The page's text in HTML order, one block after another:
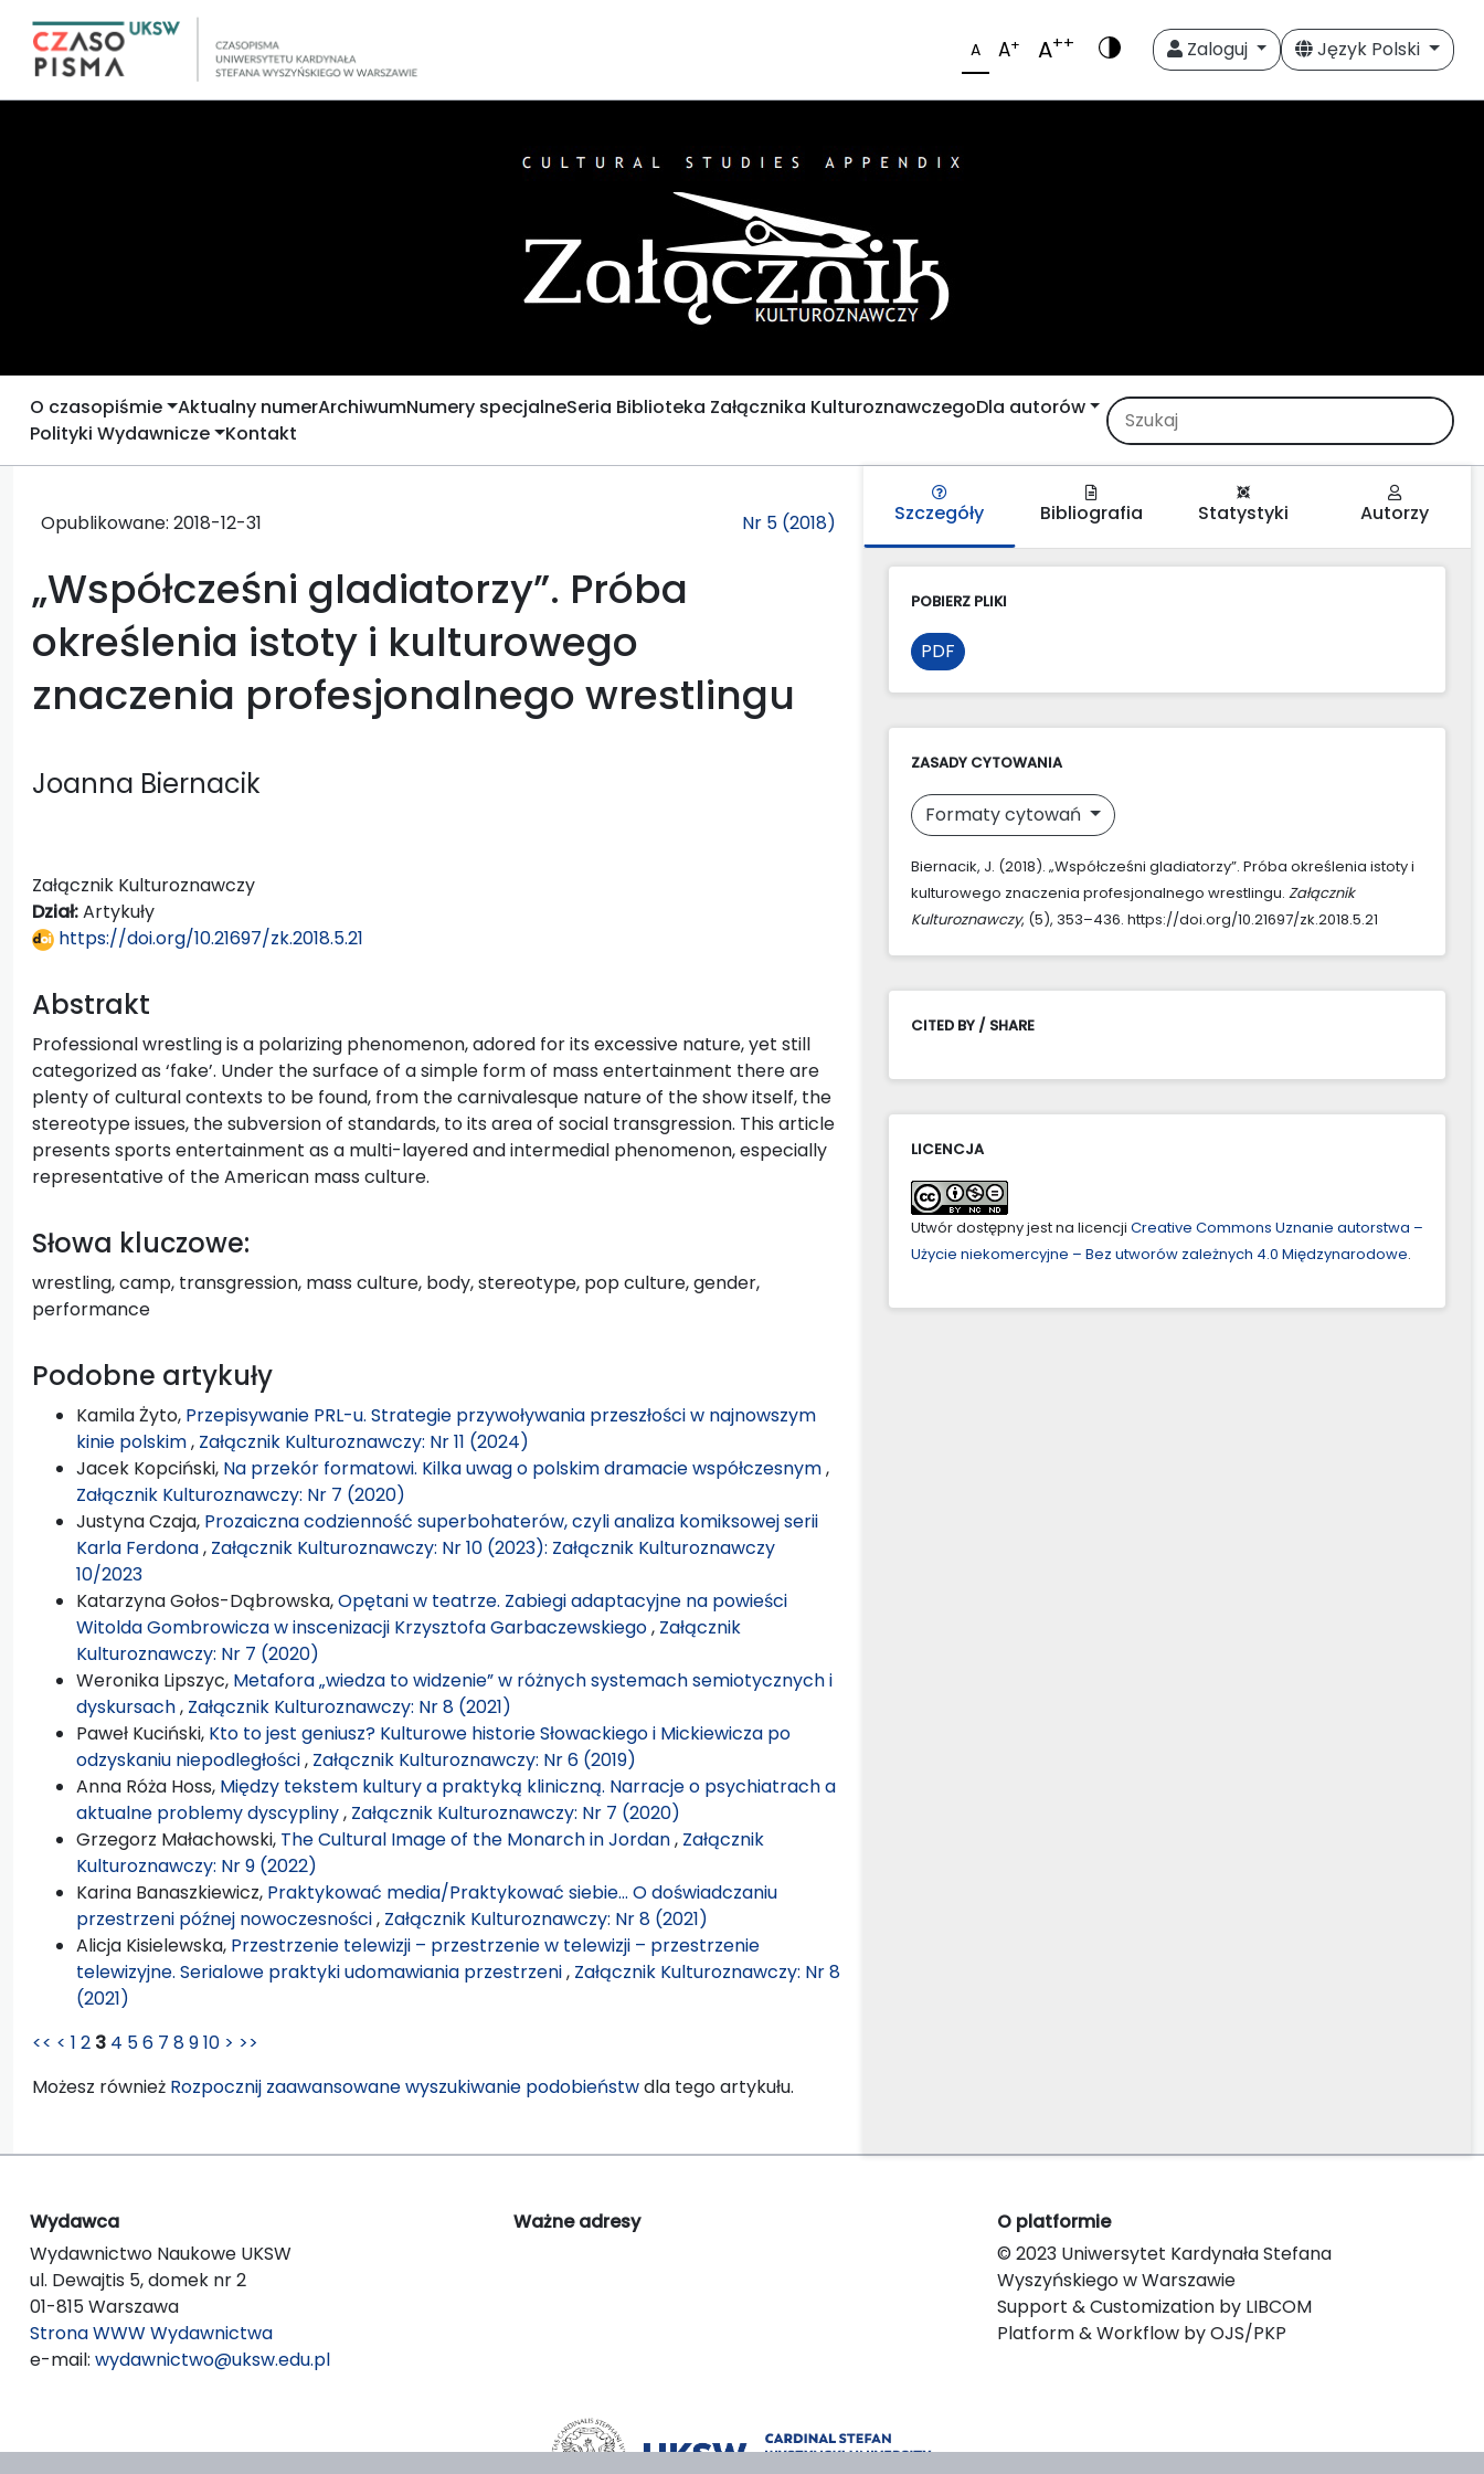
A A+ A++ Zaloguj Język Polski
O czasopiśmie Aktualny numerArchiwumNumery specjalneSeria Biblioteka Załącznika KulturoznawczegoDla autorów
Polityki Wydawnicze Kontakt
Opublikowane: 2018-12-31 Nr 5 (2018)
„Współcześni gladiatorzy”. Próba
określenia istoty i kulturowego
znaczenia profesjonalnego wrestlingu
Joanna Biernacik
Załącznik Kulturoznawczy
Dział:Artykuły
https://doi.org/10.21697/zk.2018.5.21
Abstrakt
Professional wrestling is a polarizing phenomenon, adored for its excessive nature, yet still
categorized as ‘fake’. Under the surface of a simple form of mass entertainment there are
plenty of cultural contexts to be found, from the carnivalesque nature of the show itself, the
stereotype issues, the subversion of standards, to its area of social transgression. This article
presents sports entertainment as a multi-layered and intermedial phenomenon, especially
representative of the American mass culture.
Słowa kluczowe:
wrestling, camp, transgression, mass culture, body, stereotype, pop culture, gender,
performance
Podobne artykuły
Kamila Żyto, Przepisywanie PRL-u. Strategie przywoływania przeszłości w najnowszym
kinie polskim, Załącznik Kulturoznawczy: Nr 11 (2024)
Jacek Kopciński, Na przekór formatowi. Kilka uwag o polskim dramacie współczesnym,
Załącznik Kulturoznawczy: Nr 7 (2020)
Justyna Czaja, Prozaiczna codzienność superbohaterów, czyli analiza komiksowej serii
Karla Ferdona, Załącznik Kulturoznawczy: Nr 10 (2023): Załącznik Kulturoznawczy
10/2023
Katarzyna Gołos-Dąbrowska,Opętani w teatrze. Zabiegi adaptacyjne na powieści
Witolda Gombrowicza w inscenizacji Krzysztofa Garbaczewskiego, Załącznik
Kulturoznawczy: Nr 7 (2020)
Weronika Lipszyc, Metafora „wiedza to widzenie” w różnych systemach semiotycznych i
dyskursach, Załącznik Kulturoznawczy: Nr 8 (2021)
Paweł Kuciński, Kto to jest geniusz? Kulturowe historie Słowackiego i Mickiewicza po
odzyskaniu niepodległości, Załącznik Kulturoznawczy: Nr 6 (2019)
Anna Róża Hoss, Między tekstem kultury a praktyką kliniczną. Narracje o psychiatrach a
aktualne problemy dyscypliny, Załącznik Kulturoznawczy: Nr 7 (2020)
Grzegorz Małachowski, The Cultural Image of the Monarch in Jordan, Załącznik
Kulturoznawczy: Nr 9 (2022)
Karina Banaszkiewicz, Praktykować media/Praktykować siebie… O doświadczaniu
przestrzeni późnej nowoczesności, Załącznik Kulturoznawczy: Nr 8 (2021)
Alicja Kisielewska, Przestrzenie telewizji – przestrzenie w telewizji – przestrzenie
telewizyjne. Serialowe praktyki udomawiania przestrzeni, Załącznik Kulturoznawczy: Nr 8
(2021)
<< < 1 2 3 4 56 7 8910 > >>
Możesz również Rozpocznij zaawansowane wyszukiwanie podobieństwdla tego artykułu.
Szczegóły Bibliografia Statystyki Autorzy
POBIERZ PLIKI
PDF
ZASADY CYTOWANIA
Formaty cytowań
Biernacik, J. (2018). „Współcześni gladiatorzy”. Próba określenia istoty i
kulturowego znaczenia profesjonalnego wrestlingu. Załącznik
Kulturoznawczy, (5), 353–436. https://doi.org/10.21697/zk.2018.5.21
CITED BY / SHARE
LICENCJA
Utwór dostępny jest na licencji Creative Commons Uznanie autorstwa –
Użycie niekomercyjne – Bez utworów zależnych 4.0 Międzynarodowe.
Wydawca
Wydawnictwo Naukowe UKSW
ul. Dewajtis 5, domek nr 2
01-815 Warszawa
Strona WWW Wydawnictwa
e-mail: wydawnictwo@uksw.edu.pl
Ważne adresy
O platformie
© 2023 Uniwersytet Kardynała Stefana
Wyszyńskiego w Warszawie
Support & Customization by LIBCOM
Platform & Workflow by OJS/PKP